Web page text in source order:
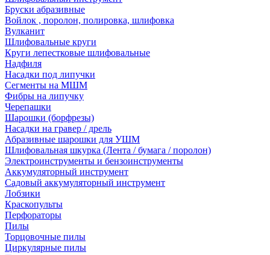
Бруски абразивные
Войлок , поролон, полировка, шлифовка
Вулканит
Шлифовальные круги
Круги лепестковые шлифовальные
Надфиля
Насадки под липучки
Сегменты на МШМ
Фибры на липучку
Черепашки
Шарошки (борфрезы)
Насадки на гравер / дрель
Абразивные шарошки для УШМ
Шлифовальная шкурка (Лента / бумага / поролон)
Электроинструменты и бензоинструменты
Аккумуляторный инструмент
Садовый аккумуляторный инструмент
Лобзики
Краскопульты
Перфораторы
Пилы
Торцовочные пилы
Циркулярные пилы